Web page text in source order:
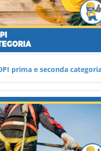
prima e seconda